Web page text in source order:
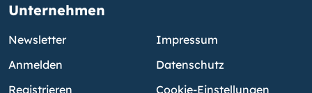
Unternehmen
Newsletter
Anmelden
Registrieren
Impressum
Datenschutz
Cookie-Einstellungen